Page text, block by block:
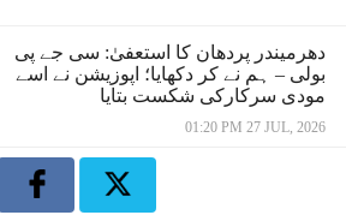
دھرمیندر پردھان کا استعفیٰ: سی جے پی
بولی – ہم نے کر دکھایا؛ اپوزیشن نے اسے
مودی سرکارکی شکست بتایا
01:20 PM 27 JUL, 2026